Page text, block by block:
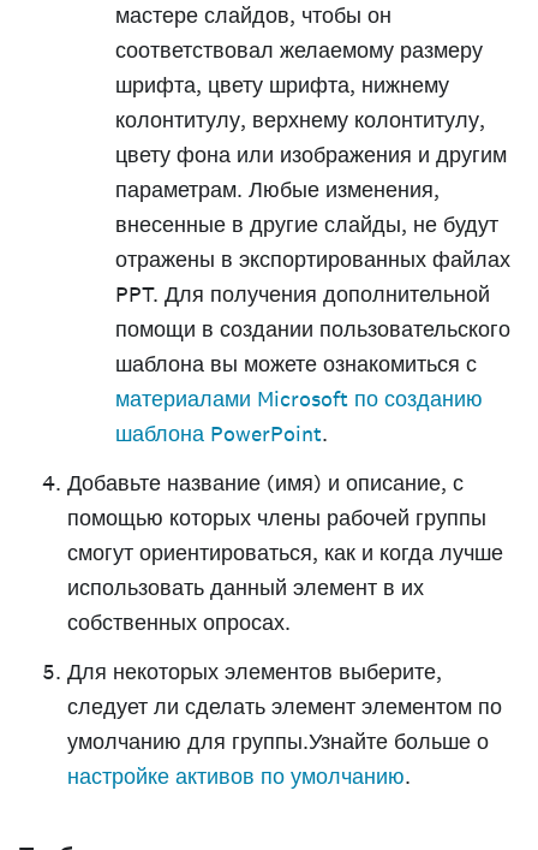
мастере слайдов, чтобы он
соответствовал желаемому размеру
шрифта, цвету шрифта, нижнему
колонтитулу, верхнему колонтитулу,
цвету фона или изображения и другим
параметрам. Любые изменения,
внесенные в другие слайды, не будут
отражены в экспортированных файлах
PPT. Для получения дополнительной
помощи в создании пользовательского
шаблона вы можете ознакомиться с
материалами Microsoft по созданию
шаблона PowerPoint.
Добавьте название (имя) и описание, с
помощью которых члены рабочей группы
смогут ориентироваться, как и когда лучше
использовать данный элемент в их
собственных опросах.
Для некоторых элементов выберите,
следует ли сделать элемент элементом по
умолчанию для группы.Узнайте больше о
настройке активов по умолчанию.